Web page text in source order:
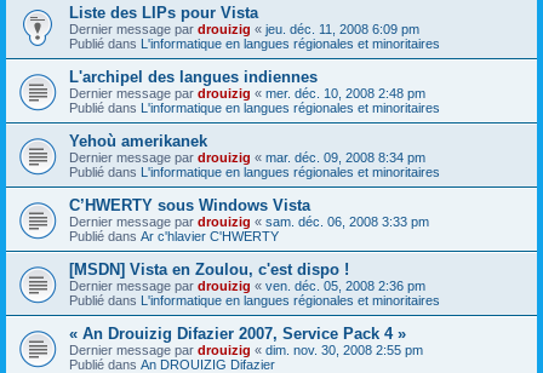
Liste des LIPs pour Vista
Dernier message par drouizig « jeu. déc. 11, 2008 6:09 pm
Publié dans L'informatique en langues régionales et minoritaires
L'archipel des langues indiennes
Dernier message par drouizig « mer. déc. 10, 2008 2:48 pm
Publié dans L'informatique en langues régionales et minoritaires
Yehoù amerikanek
Dernier message par drouizig « mar. déc. 09, 2008 8:34 pm
Publié dans L'informatique en langues régionales et minoritaires
C’HWERTY sous Windows Vista
Dernier message par drouizig « sam. déc. 06, 2008 3:33 pm
Publié dans Ar c'hlavier C'HWERTY
[MSDN] Vista en Zoulou, c'est dispo !
Dernier message par drouizig « ven. déc. 05, 2008 2:36 pm
Publié dans L'informatique en langues régionales et minoritaires
« An Drouizig Difazier 2007, Service Pack 4 »
Dernier message par drouizig « dim. nov. 30, 2008 2:55 pm
Publié dans An DROUIZIG Difazier